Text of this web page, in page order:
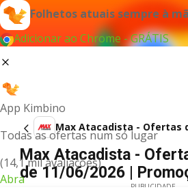
Folhetos atuais sempre à
Adicionar ao Chrome - GRÁTIS
App Kimbino
Todas as ofertas num só lugar
(14,1 mil avaliações)
Abra
Max Atacadista - Ofertas
Max Atacadista -
de 11/06/2026 |
PUBLICIDADE